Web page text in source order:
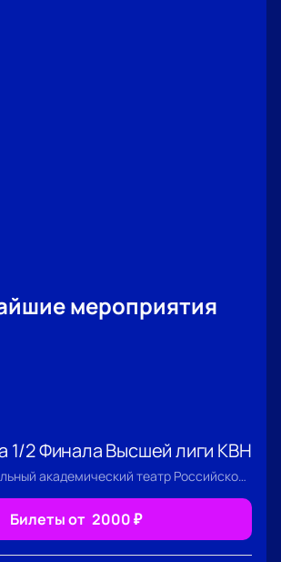
мероприятия
1/2 Финала Высшей лиги КВН
Москва, Центральный академический театр Российской Армии
Билеты от 2000₽